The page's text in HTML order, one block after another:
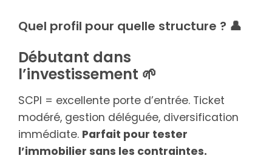
Quel profil pour quelle structure ? 👤
Débutant dans
l’investissement 🌱
SCPI = excellente porte d’entrée. Ticket
modéré, gestion déléguée, diversification
immédiate. Parfait pour tester
l’immobilier sans les contraintes.